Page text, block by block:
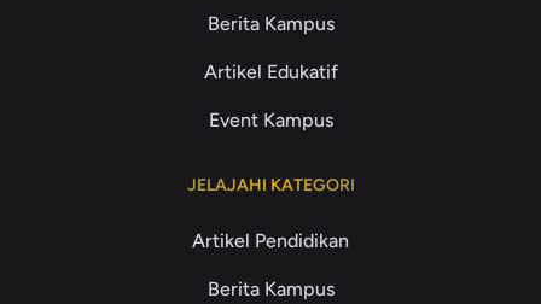
Berita Kampus
Artikel Edukatif
Event Kampus
JELAJAHI KATEGORI
Artikel Pendidikan
Berita Kampus